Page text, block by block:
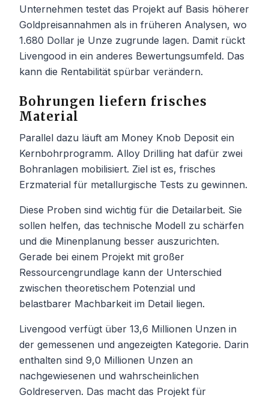
Unternehmen testet das Projekt auf Basis höherer
Goldpreisannahmen als in früheren Analysen, wo
1.680 Dollar je Unze zugrunde lagen. Damit rückt
Livengood in ein anderes Bewertungsumfeld. Das
kann die Rentabilität spürbar verändern.
Bohrungen liefern frisches
Material
Parallel dazu läuft am Money Knob Deposit ein
Kernbohrprogramm. Alloy Drilling hat dafür zwei
Bohranlagen mobilisiert. Ziel ist es, frisches
Erzmaterial für metallurgische Tests zu gewinnen.
Diese Proben sind wichtig für die Detailarbeit. Sie
sollen helfen, das technische Modell zu schärfen
und die Minenplanung besser auszurichten.
Gerade bei einem Projekt mit großer
Ressourcengrundlage kann der Unterschied
zwischen theoretischem Potenzial und
belastbarer Machbarkeit im Detail liegen.
Livengood verfügt über 13,6 Millionen Unzen in
der gemessenen und angezeigten Kategorie. Darin
enthalten sind 9,0 Millionen Unzen an
nachgewiesenen und wahrscheinlichen
Goldreserven. Das macht das Projekt für